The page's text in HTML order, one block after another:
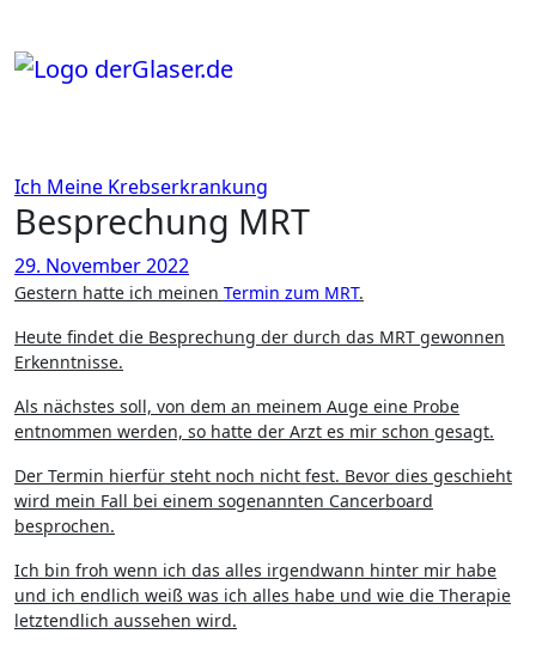
springen
Ich Meine Krebserkrankung
Besprechung MRT
29. November 2022
Gestern hatte ich meinen Termin zum MRT.
Heute findet die Besprechung der durch das MRT gewonnen
Erkenntnisse.
Als nächstes soll, von dem an meinem Auge eine Probe
entnommen werden, so hatte der Arzt es mir schon gesagt.
Der Termin hierfür steht noch nicht fest. Bevor dies geschieht
wird mein Fall bei einem sogenannten Cancerboard
besprochen.
Ich bin froh wenn ich das alles irgendwann hinter mir habe
und ich endlich weiß was ich alles habe und wie die Therapie
letztendlich aussehen wird.